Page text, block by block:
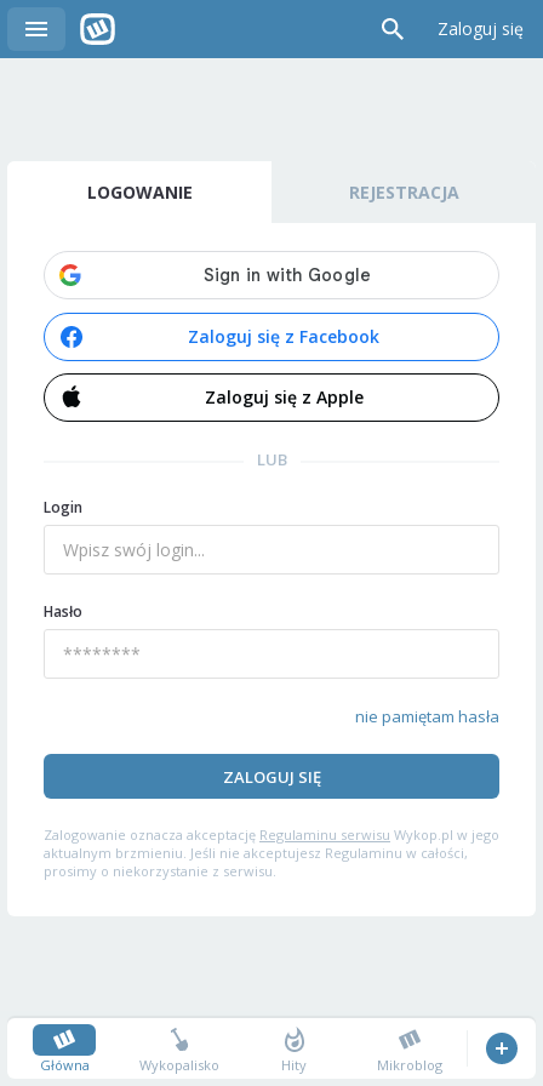
Zaloguj się
LOGOWANIE REJESTRACJA
Zaloguj się z Facebook
Zaloguj się z Apple
LUB
Login
Hasło
nie pamiętam hasła
ZALOGUJ SIĘ
Zalogowanie oznacza akceptację Regulaminu serwisu Wykop.pl w jego
aktualnym brzmieniu. Jeśli nie akceptujesz Regulaminu w całości,
prosimy o niekorzystanie z serwisu.
Główna Wykopalisko Hity Mikroblog